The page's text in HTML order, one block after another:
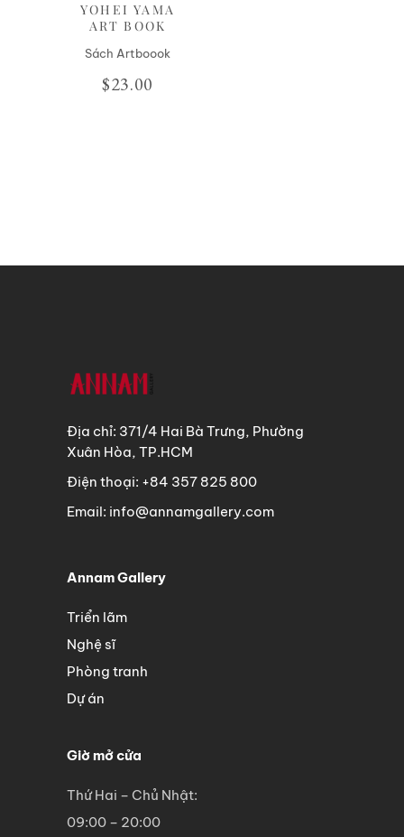
YOHEI YAMA
ART BOOK
Sách Artboook
$23.00
Địa chỉ: 371/4 Hai Bà Trưng, Phường
Xuân Hòa, TP.HCM
Điện thoại: +84 357 825 800
Email: info@annamgallery.com
Annam Gallery
Triển lãm
Nghệ sĩ
Phòng tranh
Dự án
Giờ mở cửa
Thứ Hai – Chủ Nhật:
09:00 – 20:00